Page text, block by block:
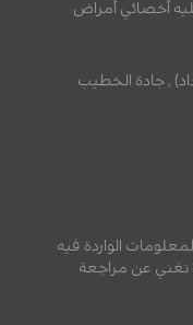
عليه أخصائي أمراض
, جادة الخطيب.
الواردة فيه
عن مراجعة